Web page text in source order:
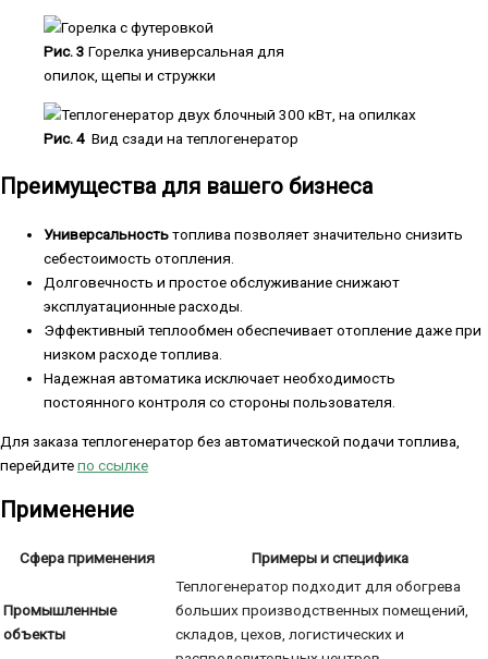
Рис. 3 Горелка универсальная для
опилок, щепы и стружки
Рис. 4 Вид сзади на теплогенератор
Преимущества для вашего бизнеса
Универсальностьтоплива позволяет значительно снизить
себестоимость отопления.
Долговечность и простое обслуживание снижают
эксплуатационные расходы.
Эффективный теплообмен обеспечивает отопление даже при
низком расходе топлива.
Надежная автоматика исключает необходимость
постоянного контроля со стороны пользователя.
Для заказа теплогенератор без автоматической подачи топлива,
перейдитепо ссылке
Применение
Сфера применения Примеры и специфика
Промышленные
объекты
Теплогенератор подходит для обогрева
больших производственных помещений,
складов, цехов, логистических и